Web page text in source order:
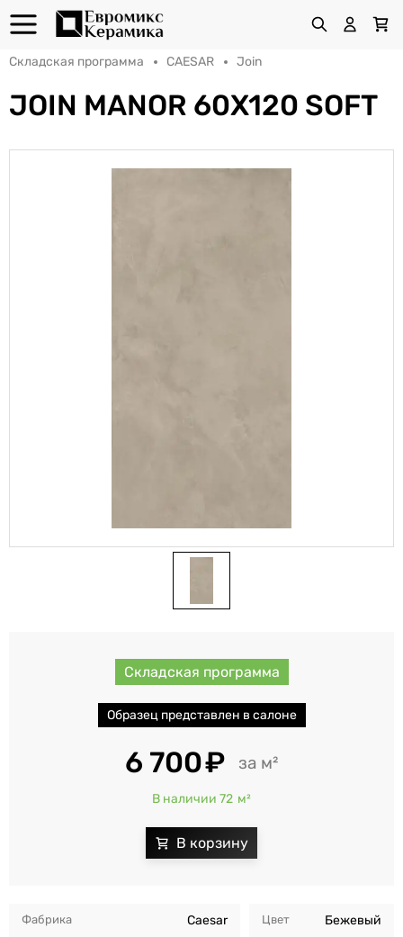
Складская программа CAESAR Join
JOIN MANOR 60X120 SOFT
Фабрика Caesar Цвет Бежевый
Складская программа
Образец представлен в салоне
6 700 м²
В наличии 72 м²